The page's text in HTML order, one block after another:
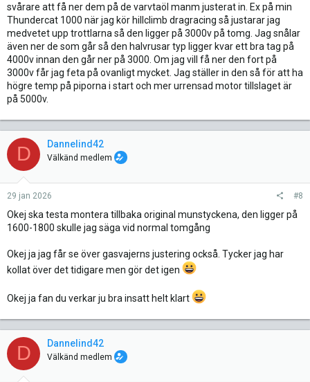
svårare att få ner dem på de varvtaöl manm justerat in. Ex på min
Thundercat 1000 när jag kör hillclimb dragracing så justarar jag
medvetet upp trottlarna så den ligger på 3000v på tomg. Jag snålar
även ner de som går så den halvrusar typ ligger kvar ett bra tag på
4000v innan den går ner på 3000. Om jag vill få ner den fort på
3000v får jag feta på ovanligt mycket. Jag ställer in den så för att ha
högre temp på piporna i start och mer urrensad motor tillslaget är
på 5000v.
D Dannelind42
Välkänd medlem
29 jan 2026 #8
Okej ska testa montera tillbaka original munstyckena, den ligger på
1600-1800 skulle jag säga vid normal tomgång
Okej ja jag får se över gasvajerns justering också. Tycker jag har
kollat över det tidigare men gör det igen
Okej ja fan du verkar ju bra insatt helt klart
D Dannelind42
Välkänd medlem